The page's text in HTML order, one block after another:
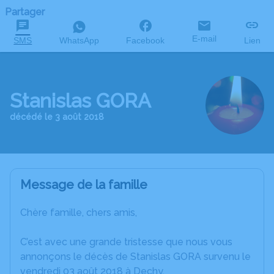
Partager
SMS WhatsApp Facebook E-mail Lien
Stanislas GORA
décédé le 3 août 2018
Message de la famille
Chère famille, chers amis,
C’est avec une grande tristesse que nous vous
annonçons le décès de Stanislas GORA survenu le
vendredi 03 août 2018 à Dechy.